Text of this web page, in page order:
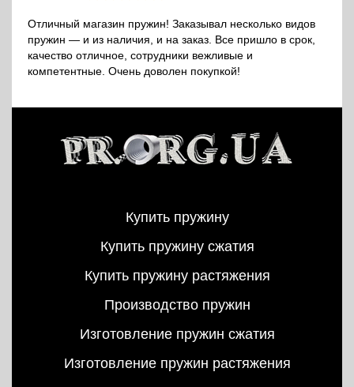
Отличный магазин пружин! Заказывал несколько видов
пружин — и из наличия, и на заказ. Все пришло в срок,
качество отличное, сотрудники вежливые и
компетентные. Очень доволен покупкой!
Купить пружину
Купить пружину сжатия
Купить пружину растяжения
Производство пружин
Изготовление пружин сжатия
Изготовление пружин растяжения